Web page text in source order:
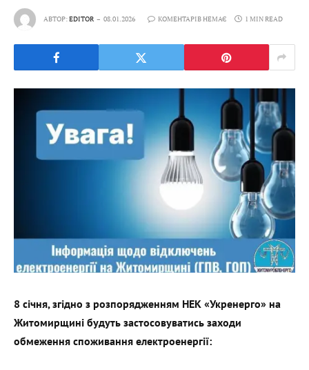
АВТОР:EDITOR 08.01.2026 КОМЕНТАРІВ НЕМАЄ 1 MIN READ
8 січня, згідно з розпорядженням НЕК «Укренерго» на
Житомирщині будуть застосовуватись заходи
обмеження споживання електроенергії: